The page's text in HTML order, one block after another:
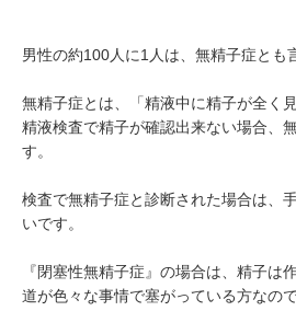
男性の約100人に1人は、無精子症とも
無精子症とは、「精液中に精子が全く
精液検査で精⼦が確認出来ない場合、
す。
検査で無精子症と診断された場合は、
いです。
『閉塞性無精子症』の場合は、精子は
道が色々な事情で塞がっている方なの